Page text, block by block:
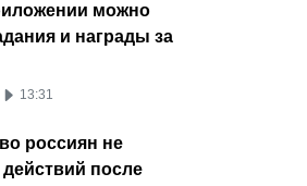
можно
и награды за
13:31
россиян не
после